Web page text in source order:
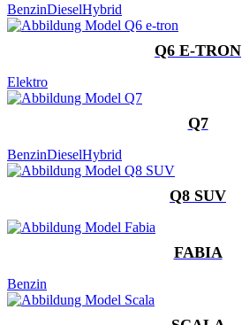
BenzinDieselHybrid
Q6 E-TRON
Elektro
Q7
BenzinDieselHybrid
Q8 SUV
FABIA
Benzin